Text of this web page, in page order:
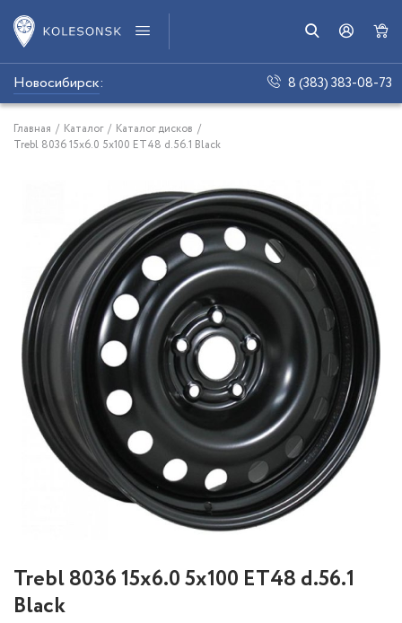
Новосибирск: 8 (383) 383-08-73
Главная / Каталог / Каталог дисков /
Trebl 8036 15x6.0 5x100 ET48 d.56.1 Black
Trebl 8036 15x6.0 5x100 ET48 d.56.1
Black